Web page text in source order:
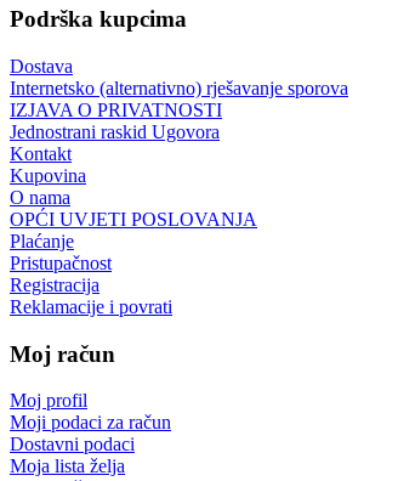
Podrška kupcima
Dostava
Internetsko (alternativno) rješavanje sporova
IZJAVA O PRIVATNOSTI
Jednostrani raskid Ugovora
Kontakt
Kupovina
O nama
OPĆI UVJETI POSLOVANJA
Plaćanje
Pristupačnost
Registracija
Reklamacije i povrati
Moj račun
Moj profil
Moji podaci za račun
Dostavni podaci
Moja lista želja